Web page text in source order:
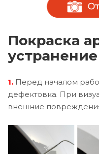
Покраска
1. Перед началом
дефектовка. При
внешние